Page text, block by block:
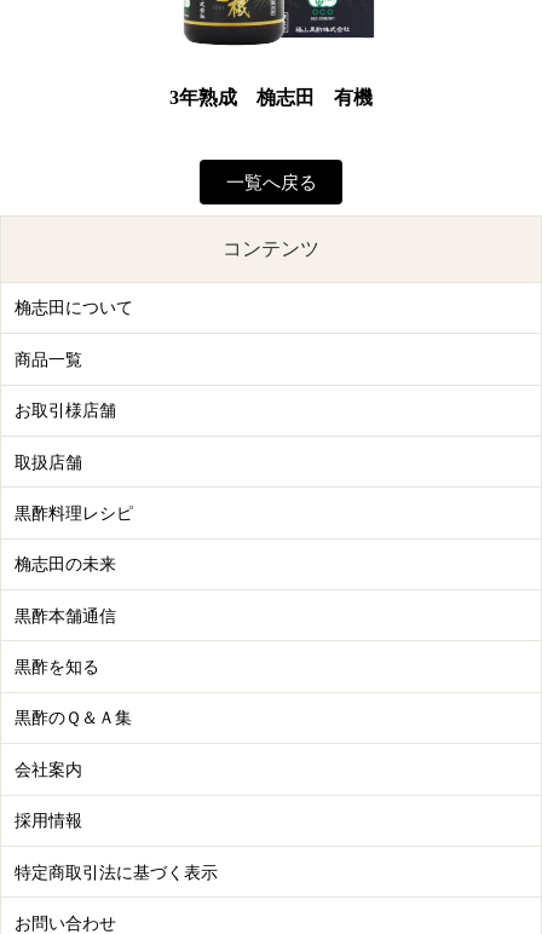
3年熟成 桷志田 有機
一覧へ戻る
コンテンツ
桷志田について
商品一覧
お取引様店舗
取扱店舗
黒酢料理レシピ
桷志田の未来
黒酢本舗通信
黒酢を知る
黒酢のＱ＆Ａ集
会社案内
採用情報
特定商取引法に基づく表示
お問い合わせ